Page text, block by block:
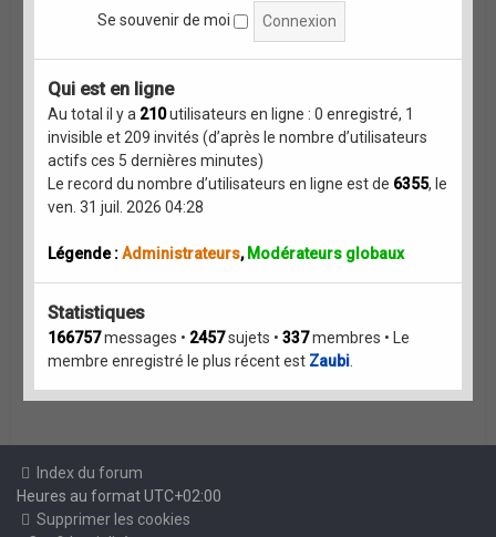
Se souvenir de moi
Qui est en ligne
Au total il y a 210utilisateurs en ligne : 0 enregistré, 1
invisible et 209 invités (d’après le nombre d’utilisateurs
actifs ces 5 dernières minutes)
Le record du nombre d’utilisateurs en ligne est de 6355, le
ven. 31 juil. 2026 04:28
Légende :Administrateurs, Modérateurs globaux
Statistiques
166757messages • 2457sujets •337membres • Le
membre enregistré le plus récent est Zaubi
Index du forum
Heures au formatUTC+02:00
Supprimer les cookies